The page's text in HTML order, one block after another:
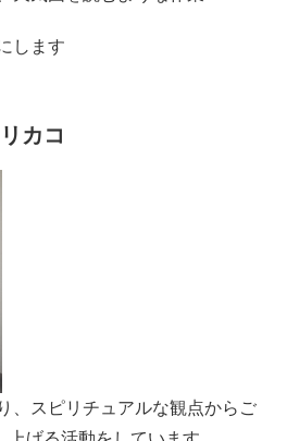
します
カコ
、スピリチュアルな観点からご